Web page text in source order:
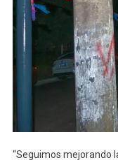
“Seguimos mejorando